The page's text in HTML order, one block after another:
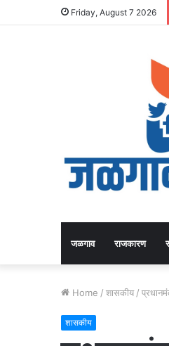
Friday, August 7 2026
जळगाव राजकारण
Home / शासकीय /
शासकीय